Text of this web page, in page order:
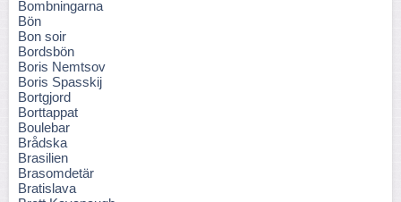
Bombningarna
Bön
Bon soir
Bordsbön
Boris Nemtsov
Boris Spasskij
Bortgjord
Borttappat
Boulebar
Brådska
Brasilien
Brasomdetär
Bratislava